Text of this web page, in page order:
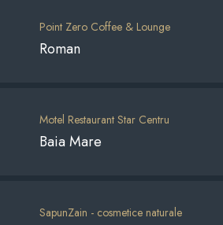
Point Zero Coffee & Lounge
Roman
Motel Restaurant Star Centru
Baia Mare
SapunZain - cosmetice naturale